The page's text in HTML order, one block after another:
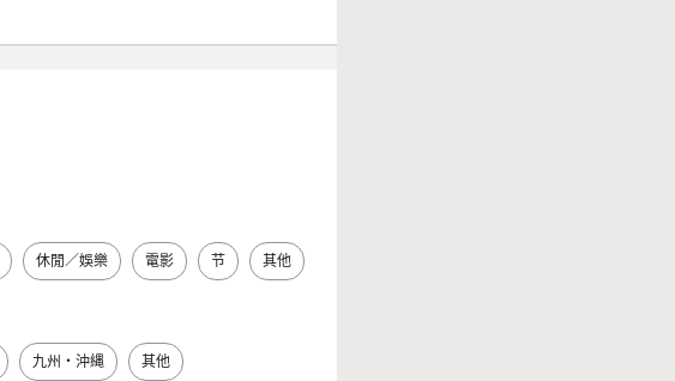
休閒／娛樂 電影 节 其他
九州・沖縄 其他